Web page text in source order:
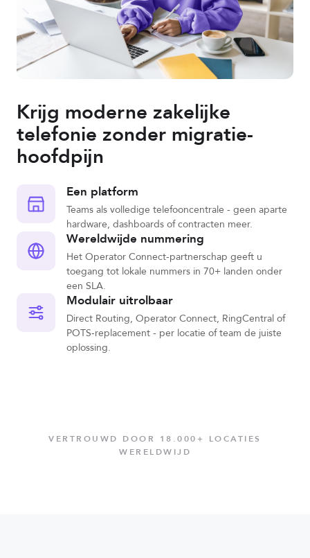
Krijg moderne zakelijke
telefonie zonder migratie-
hoofdpijn
Een platform
Teams als volledige telefooncentrale - geen aparte
hardware, dashboards of contracten meer.
Wereldwijde nummering
Het Operator Connect-partnerschap geeft u
toegang tot lokale nummers in 70+ landen onder
een SLA.
Modulair uitrolbaar
Direct Routing, Operator Connect, RingCentral of
POTS-replacement - per locatie of team de juiste
oplossing.
VERTROUWD DOOR 18.000+ LOCATIES
WERELDWIJD